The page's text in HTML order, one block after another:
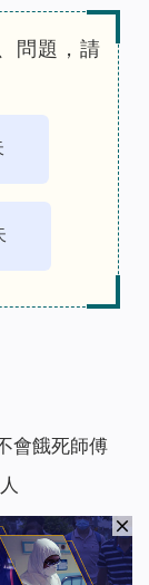
問題，請
會餓死師傅